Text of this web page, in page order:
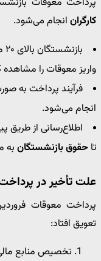
کارگران انجام می‌شود.
واریز معوقات را مشاهده
فرآیند پرداخت به
انجام می‌شود.
اطلاع‌رسانی از طریق
تا حقوق بازنشستگان به
علت تأخیر در
پرداخت معوقات
تعویق افتاد:
تخصیص منابع